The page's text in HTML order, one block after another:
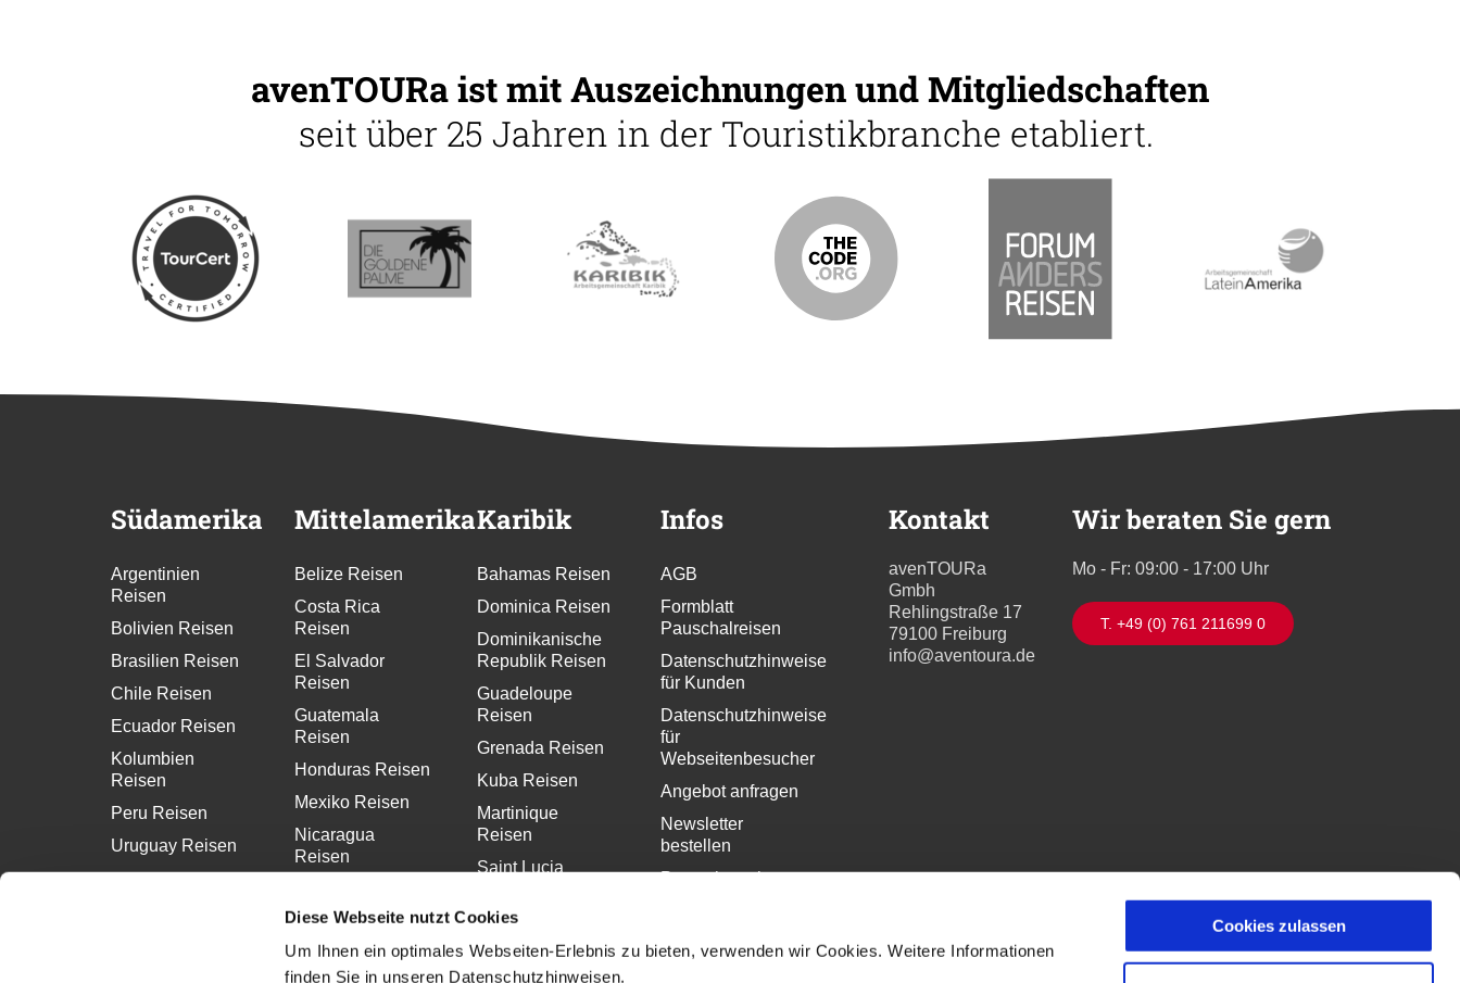
Diese Webseite nutzt Cookies
Um Ihnen ein optimales Webseiten-Erlebnis zu bieten, verwenden wir Cookies. Weitere Informationen
finden Sie in unseren Datenschutzhinweisen.
Cookies zulassen
avenTOURa ist mit Auszeichnungen und Mitgliedschaften
seit über 25 Jahren in der Touristikbranche etabliert.
Südamerika
Argentinien
Reisen
Bolivien Reisen
Brasilien Reisen
Chile Reisen
Ecuador Reisen
Kolumbien
Reisen
Peru Reisen
Uruguay Reisen
Mittelamerika
Belize Reisen
Costa Rica
Reisen
El Salvador
Reisen
Guatemala
Reisen
Honduras Reisen
Mexiko Reisen
Nicaragua
Reisen
Karibik
Bahamas Reisen
Dominica Reisen
Dominikanische
Republik Reisen
Guadeloupe
Reisen
Grenada Reisen
Kuba Reisen
Martinique
Reisen
Saint Lucia
Infos
AGB
Formblatt
Pauschalreisen
Datenschutzhinweise
für Kunden
Datenschutzhinweise
für
Webseitenbesucher
Angebot anfragen
Newsletter
bestellen
Pressekontakt
Kontakt
avenTOURa
Gmbh
Rehlingstraße 17
79100 Freiburg
info@aventoura.de
Wir beraten Sie gern
Mo - Fr: 09:00 - 17:00 Uhr
T. +49 (0) 761 211699 0